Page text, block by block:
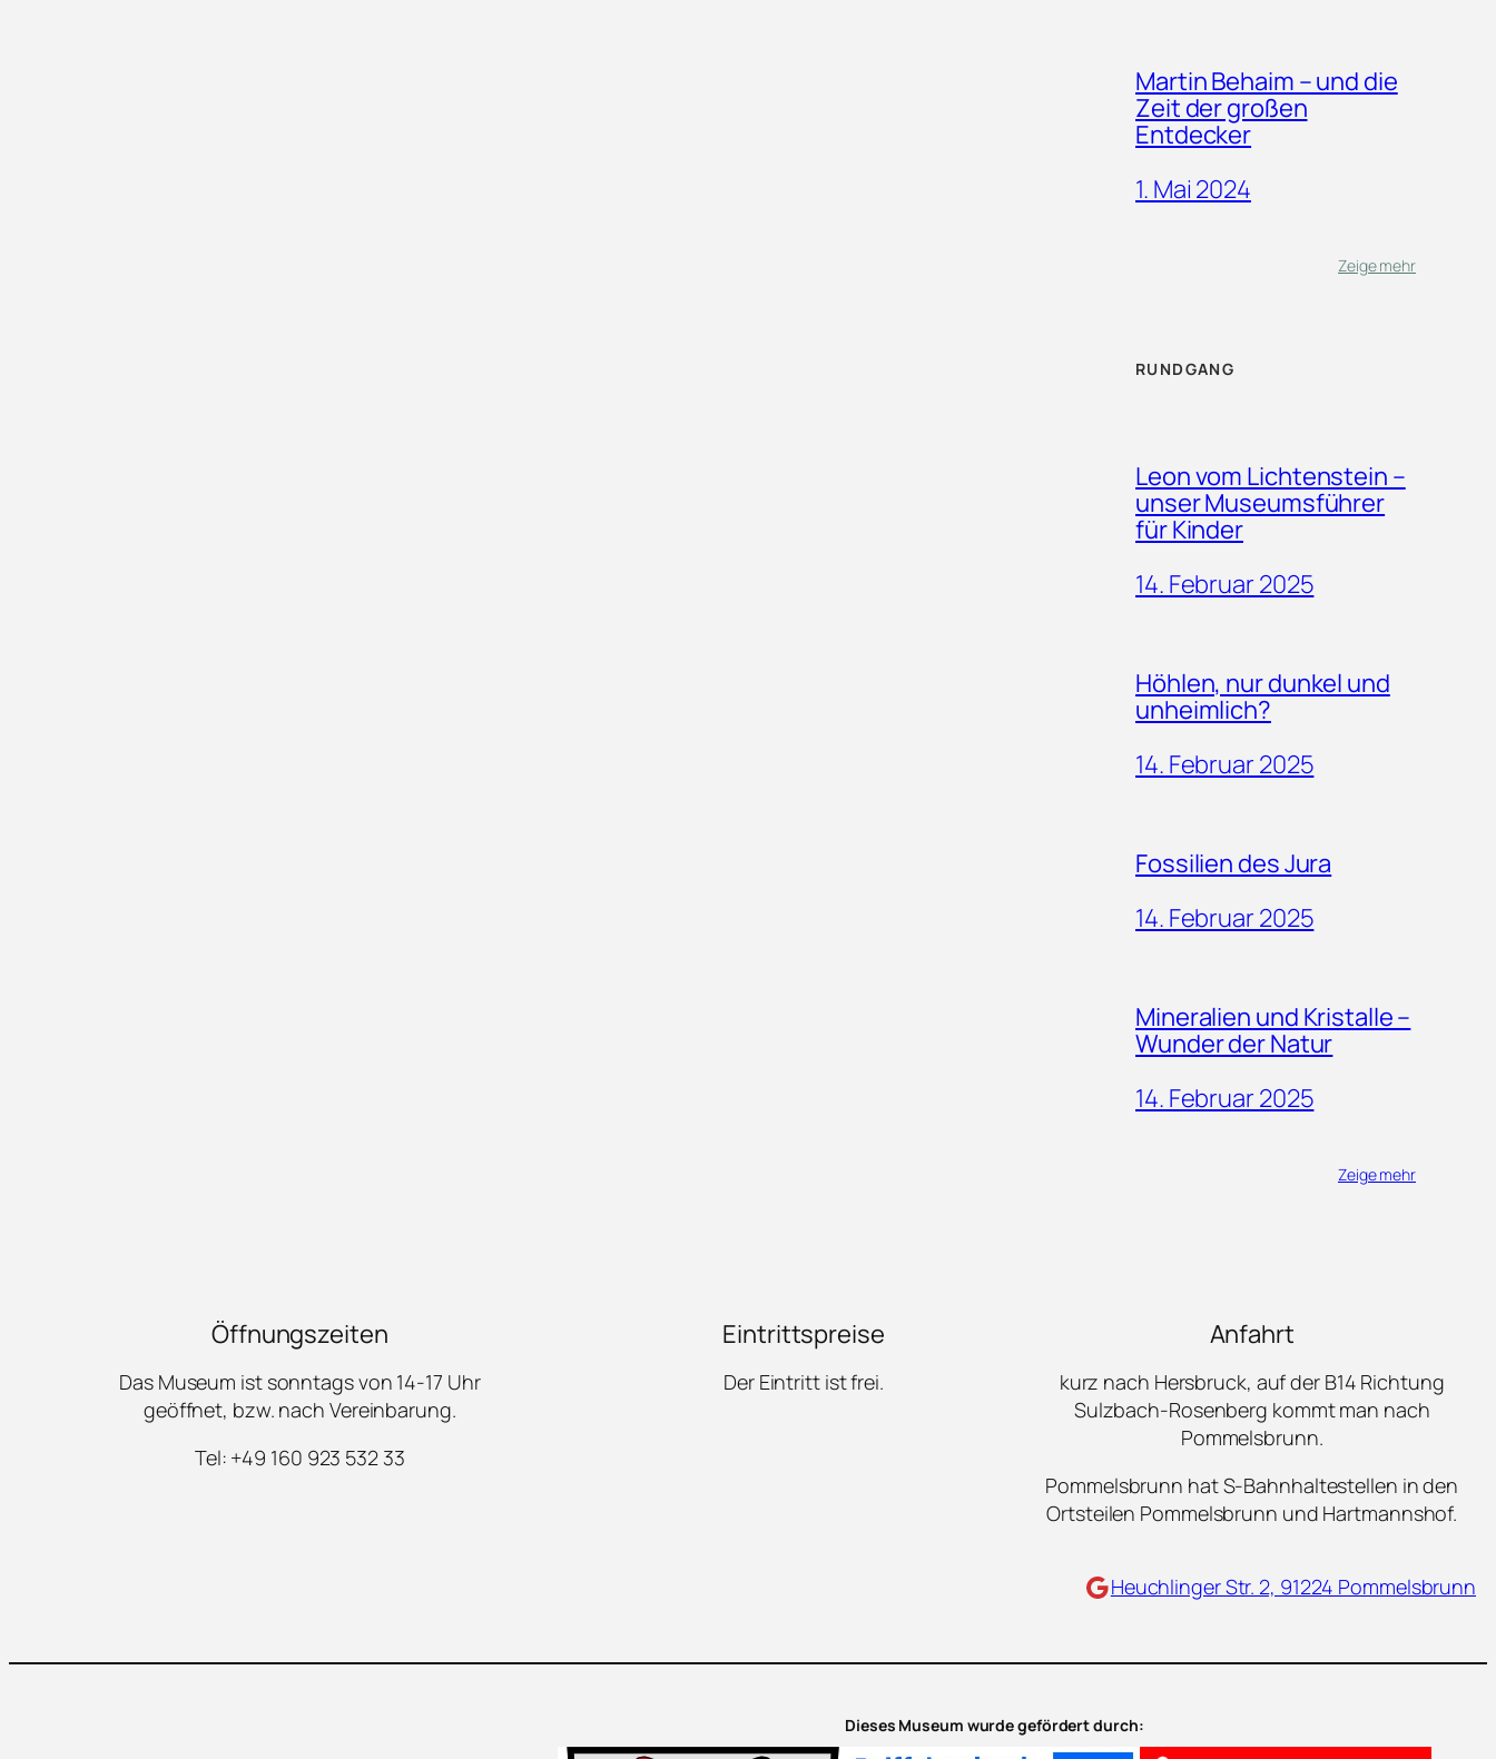
Martin Behaim – und die
Zeit der großen
Entdecker
1. Mai 2024
Zeige mehr
RUNDGANG
Leon vom Lichtenstein –
unser Museumsführer
für Kinder
14. Februar 2025
Höhlen, nur dunkel und
unheimlich?
14. Februar 2025
Fossilien des Jura
14. Februar 2025
Mineralien und Kristalle –
Wunder der Natur
14. Februar 2025
Zeige mehr
Öffnungszeiten
Das Museum ist sonntags von 14-17 Uhr
geöffnet, bzw. nach Vereinbarung.
Tel: +49 160 923 532 33
Eintrittspreise
Der Eintritt ist frei.
Anfahrt
kurz nach Hersbruck, auf der B14 Richtung
Sulzbach-Rosenberg kommt man nach
Pommelsbrunn.
Pommelsbrunn hat S-Bahnhaltestellen in den
Ortsteilen Pommelsbrunn und Hartmannshof.
Maps Heuchlinger Str. 2, 91224 Pommelsbrunn
Dieses Museum wurde gefördert durch: